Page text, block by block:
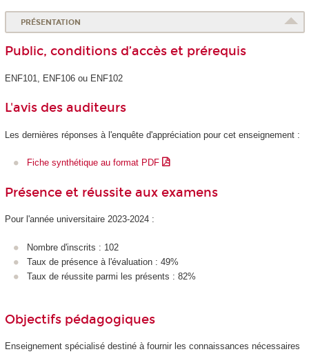
PRÉSENTATION
Public, conditions d’accès et prérequis
ENF101, ENF106 ou ENF102
L'avis des auditeurs
Les dernières réponses à l'enquête d'appréciation pour cet enseignement :
Fiche synthétique au format PDF
Présence et réussite aux examens
Pour l'année universitaire 2023-2024 :
Nombre d'inscrits : 102
Taux de présence à l'évaluation : 49%
Taux de réussite parmi les présents : 82%
Objectifs pédagogiques
Enseignement spécialisé destiné à fournir les connaissances nécessaires